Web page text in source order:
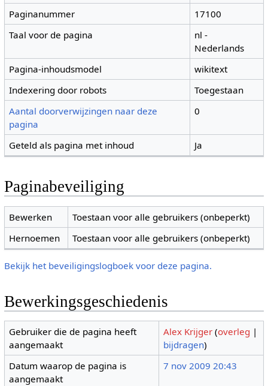
Paginanummer
17100
Taal voor de pagina
nl -
Nederlands
Pagina-inhoudsmodel
wikitext
Indexering door robots
Toegestaan
Aantal doorverwijzingen naar deze
pagina
0
Geteld als pagina met inhoud Ja
Paginabeveiliging
Bewerken
Toestaan voor alle gebruikers (onbeperkt)
Hernoemen
Toestaan voor alle gebruikers (onbeperkt)
Bekijk het beveiligingslogboek voor deze pagina.
Bewerkingsgeschiedenis
Gebruiker die de pagina heeft
aangemaakt
Alex Krijger (overleg |
bijdragen)
Datum waarop de pagina is
aangemaakt
7 nov 2009 20:43